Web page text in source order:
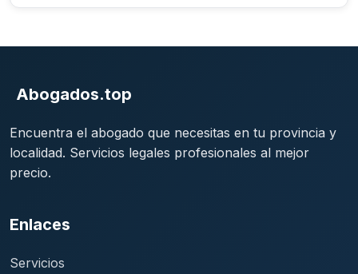
Abogados.top
Encuentra el abogado que necesitas en tu provincia y
localidad. Servicios legales profesionales al mejor
precio.
Enlaces
Servicios